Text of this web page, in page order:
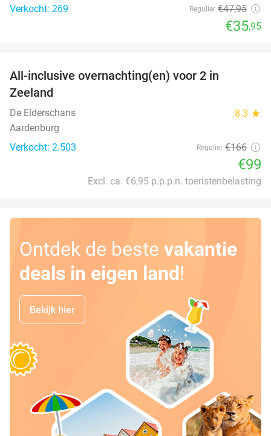
Verkocht: 269
Regulier €47,95
€35,95
All-inclusive overnachting(en) voor 2 in
Zeeland
De Elderschans 8.3 star
Aardenburg
Verkocht: 2.503
Regulier €166
€99
Excl. ca. €6,95 p.p.p.n. toeristenbelasting
Ontdek de beste vakantie
deals in eigen land!
Bekijk hier